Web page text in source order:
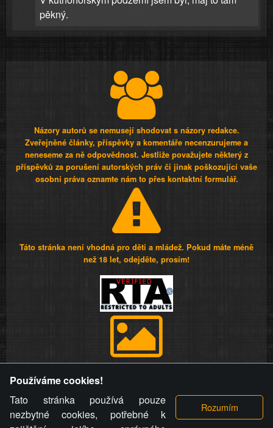
pěkný.
Názory autorů se nemusejí shodovat s názory redakce.
Zveřejněné články, příspěvky a komentáře necenzurujeme a
neneseme za ně odpovědnost. Jestliže považujete některý z
příspěvků za porušení autorských práv či jinak poškozující vaše
osobní práva oznamte nám to přes kontaktní formulář.
Táto stránka není vhodná pro děti a mládež. Pokud máte méně
než 18 let, odejděte, prosím!
videa a komentáře. Osoba, které se toto opatření provozovatele
stránky týče, ani osoba, která umístila fotografii nebo video na
stránku, nemůže z důvodu odstranění fotografie, videa nebo
komentáře pro výše uvedenou okolnost uplatnit vůči
Používáme cookies!
Tato stránka používá pouze
nezbytné cookies, potřebné k